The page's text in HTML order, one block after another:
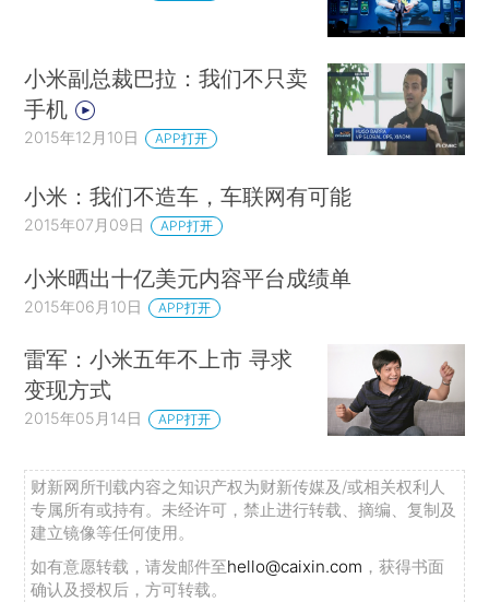
小米副总裁巴拉：我们不只卖
手机
2015年12月10日 APP打开
小米：我们不造车，车联网有可能
2015年07月09日 APP打开
小米晒出十亿美元内容平台成绩单
2015年06月10日 APP打开
雷军：小米五年不上市 寻求
变现方式
2015年05月14日 APP打开
财新网所刊载内容之知识产权为财新传媒及/或相关权利人
专属所有或持有。未经许可，禁止进行转载、摘编、复制及
建立镜像等任何使用。
如有意愿转载，请发邮件至hello@caixin.com ，获得书面
确认及授权后，方可转载。